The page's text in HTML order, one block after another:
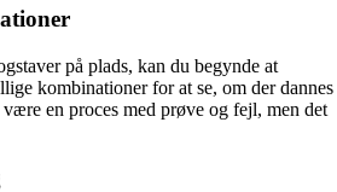
på plads, kan du begynde at
kombinationer for at se, om der dannes
en proces med prøve og fejl, men det